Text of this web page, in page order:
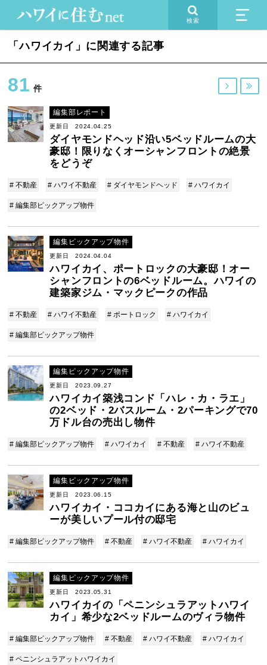
検索
「ハワイカイ」に関連する記事
81 件  
編集部レポート
更新日 2024.04.25
ダイヤモンドヘッド沿い5ベッドルームの大
豪邸！限りなくオーシャンフロントの絶景
をどうぞ
# 不動産 # ハワイ不動産 # ダイヤモンドヘッド # ハワイカイ
# 編集部ピックアップ物件
編集ピックアップ物件
更新日 2024.04.04
ハワイカイ、ポートロックの大豪邸！オー
シャンフロントの6ベッドルーム。ハワイの
建築家ジム・マックピークの作品
# 不動産 # ハワイ不動産 # ポートロック # ハワイカイ
# 編集部ピックアップ物件
編集ピックアップ物件
更新日 2023.09.27
ハワイカイ築浅コンド「ハレ・カ・ラエ」
の2ベッド・2バスルーム・2パーキングで70
万ドル台の売出し物件
# 編集部ピックアップ物件 # ハワイカイ # 不動産 # ハワイ不動産
編集ピックアップ物件
更新日 2023.06.15
ハワイカイ・ココカイにある海と山のビュ
ーが美しいプール付の邸宅
# 編集部ピックアップ物件 # 不動産 # ハワイ不動産 # ハワイカイ
編集ピックアップ物件
更新日 2023.05.31
ハワイカイの「ペニンシュラアットハワイ
カイ」希少な2ベッドルームのヴィラ物件
# 編集部ピックアップ物件 # 不動産 # ハワイ不動産 # ハワイカイ
# ペニンシュラアットハワイカイ